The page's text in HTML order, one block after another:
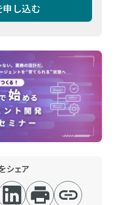
し込む
シェア